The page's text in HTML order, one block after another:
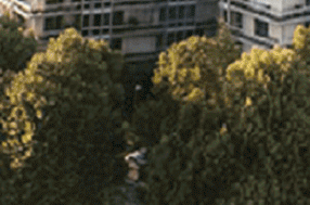
on partage
AVF
des réseaux sociaux